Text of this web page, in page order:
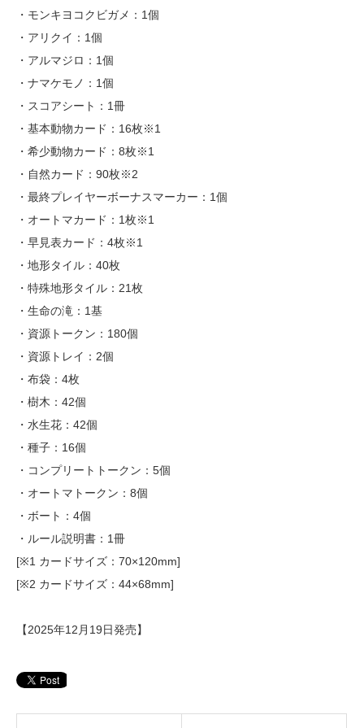
・モンキヨコクビガメ：1個
・アリクイ：1個
・アルマジロ：1個
・ナマケモノ：1個
・スコアシート：1冊
・基本動物カード：16枚※1
・希少動物カード：8枚※1
・自然カード：90枚※2
・最終プレイヤーボーナスマーカー：1個
・オートマカード：1枚※1
・早見表カード：4枚※1
・地形タイル：40枚
・特殊地形タイル：21枚
・生命の滝：1基
・資源トークン：180個
・資源トレイ：2個
・布袋：4枚
・樹木：42個
・水生花：42個
・種子：16個
・コンプリートトークン：5個
・オートマトークン：8個
・ボート：4個
・ルール説明書：1冊
[※1 カードサイズ：70×120mm]
[※2 カードサイズ：44×68mm]
【2025年12月19日発売】